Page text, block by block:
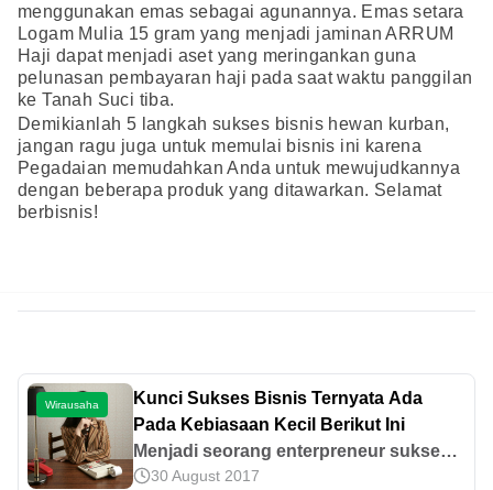
menggunakan emas sebagai agunannya. Emas setara
Logam Mulia 15 gram yang menjadi jaminan ARRUM
Haji dapat menjadi aset yang meringankan guna
pelunasan pembayaran haji pada saat waktu panggilan
ke Tanah Suci tiba.
Demikianlah 5 langkah sukses bisnis hewan kurban,
jangan ragu juga untuk memulai bisnis ini karena
Pegadaian memudahkan Anda untuk mewujudkannya
dengan beberapa produk yang ditawarkan. Selamat
berbisnis!
Wirausaha
Kunci Sukses Bisnis Ternyata Ada
Pada Kebiasaan Kecil Berikut Ini
Menjadi seorang enterpreneur sukses
ternyata erat kaitannya dengan
30 August 2017